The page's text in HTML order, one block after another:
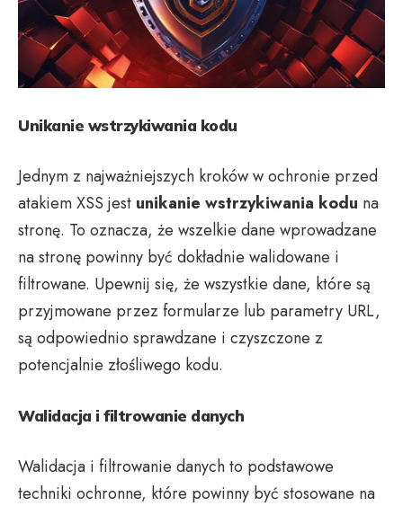
Unikanie wstrzykiwania kodu
Jednym z najważniejszych kroków w ochronie przed
atakiem XSS jest unikanie wstrzykiwania kodu na
stronę. To oznacza, że wszelkie dane wprowadzane
na stronę powinny być dokładnie walidowane i
filtrowane. Upewnij się, że wszystkie dane, które są
przyjmowane przez formularze lub parametry URL,
są odpowiednio sprawdzane i czyszczone z
potencjalnie złośliwego kodu.
Walidacja i filtrowanie danych
Walidacja i filtrowanie danych to podstawowe
techniki ochronne, które powinny być stosowane na